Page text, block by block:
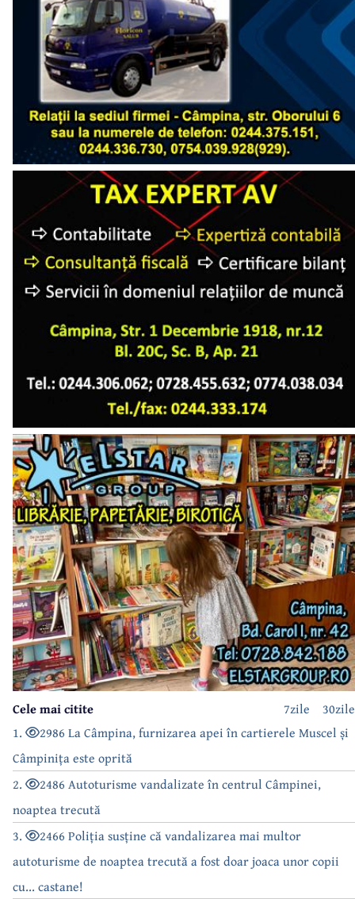
30zile
7zile
Cele mai citite
1.
2986 La Câmpina, furnizarea apei în cartierele Muscel și
Câmpinița este oprită
2.
2486 Autoturisme vandalizate în centrul Câmpinei,
noaptea trecută
3.
2466 Poliția susține că vandalizarea mai multor
autoturisme de noaptea trecută a fost doar joaca unor copii
cu... castane!